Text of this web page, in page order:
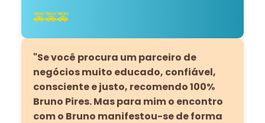
🚕🚕🚕
"Se você procura um parceiro de
negócios muito educado, confiável,
consciente e justo, recomendo 100%
Bruno Pires. Mas para mim o encontro
com o Bruno manifestou-se de forma